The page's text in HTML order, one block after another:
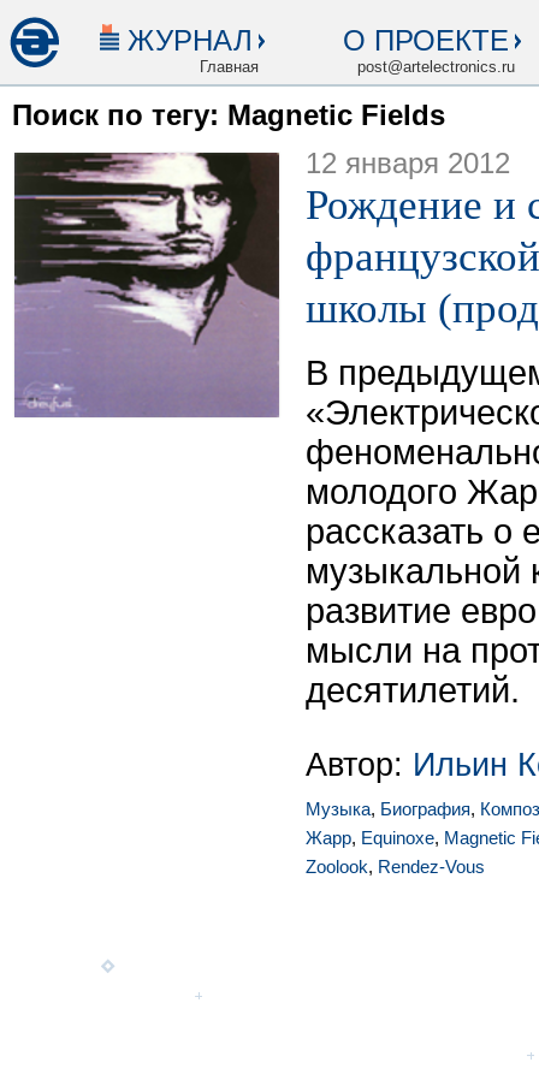
ЖУРНАЛ
Главная
О ПРОЕКТЕ
post@artelectronics.ru
Поиск по тегу: Magnetic Fields
12 января 2012
Рождение и
школы
В
молодого
рассказать о
музыкальной
развитие
мысли на
десятилетий.
Автор: Ильин
Музыка, Биография,
Жарр, Equinoxe, Magnetic
Zoolook, Rendez-Vous